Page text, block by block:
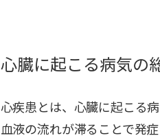
心臓に起こる病気の
心疾患とは、心臓に起こる
血液の流れが滞ることで発